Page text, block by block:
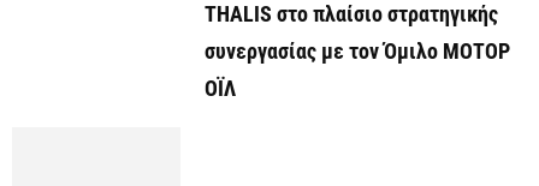
THALIS στο πλαίσιο στρατηγικής
συνεργασίας με τον Όμιλο ΜΟΤΟΡ
ΟΪΛ